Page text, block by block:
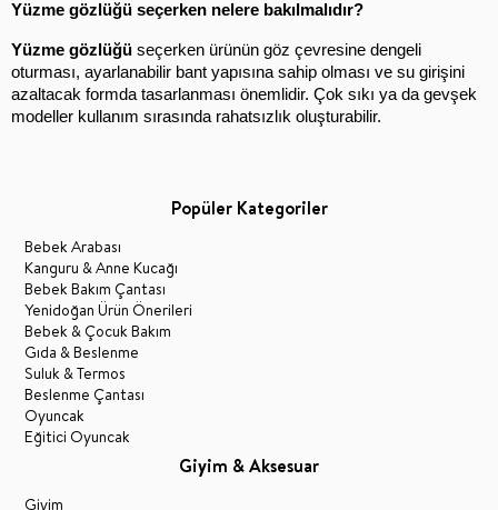
Yüzme gözlüğü seçerken nelere bakılmalıdır?
Yüzme gözlüğü seçerken ürünün göz çevresine dengeli
oturması, ayarlanabilir bant yapısına sahip olması ve su girişini
azaltacak formda tasarlanması önemlidir. Çok sıkı ya da gevşek
modeller kullanım sırasında rahatsızlık oluşturabilir.
Popüler Kategoriler
Bebek Arabası
Kanguru & Anne Kucağı
Bebek Bakım Çantası
Yenidoğan Ürün Önerileri
Bebek & Çocuk Bakım
Gıda & Beslenme
Suluk & Termos
Beslenme Çantası
Oyuncak
Eğitici Oyuncak
Giyim & Aksesuar
Giyim